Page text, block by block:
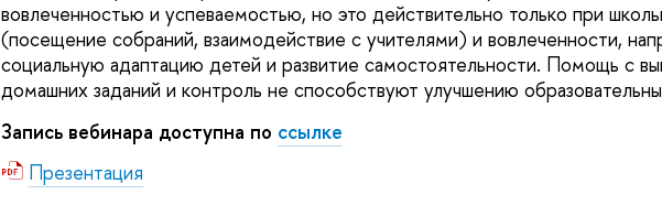
вовлеченностью и успеваемостью, но это действительно только при
(посещение собраний, взаимодействие с учителями) и вовлеченности,
социальную адаптацию детей и развитие самостоятельности. Помощь с
домашних заданий и контроль не способствуют улучшению
Запись вебинара доступна по ссылке
Презентация